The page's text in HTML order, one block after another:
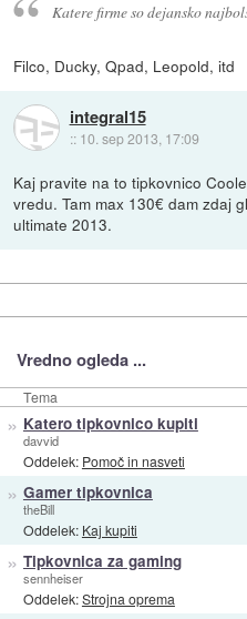
Katere firme so dejansko
Filco, Ducky, Qpad, Leopold, itd
integral15
:: 10. sep 2013, 17:09
Kaj pravite na to tipkovnico
vredu. Tam max 130€ dam zdaj
ultimate 2013.
Vredno ogleda ...
Tema
» Katero tipkovnico kupiti
davvid
Oddelek: Pomoč in nasveti
» Gamer tipkovnica
theBill
Oddelek: Kaj kupiti
» Tipkovnica za gaming
sennheiser
Oddelek:Strojna oprema